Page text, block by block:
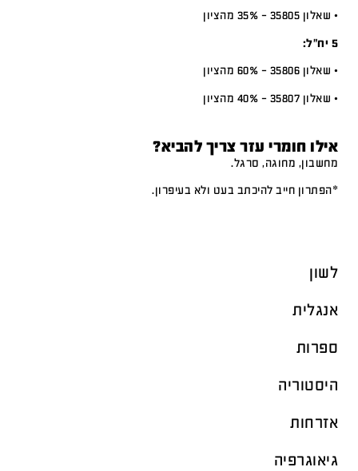
• שאלון 35805 – 35% מהציון
5 יח”ל:
• שאלון 35806 – 60% מהציון
• שאלון 35807 – 40% מהציון
אילו חומרי עזר צריך להביא?
מחשבון, מחוגה, סרגל.
*הפתרון חייב להיכתב בעט ולא בעיפרון.
לשון
אנגלית
ספרות
היסטוריה
אזרחות
גיאוגרפיה